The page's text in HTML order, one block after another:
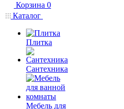
Корзина 0
Каталог
Плитка
Сантехника
Мебель для